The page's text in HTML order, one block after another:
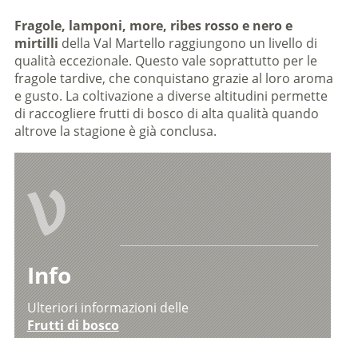
Fragole, lamponi, more, ribes rosso e nero e
mirtilli della Val Martello raggiungono un livello di
qualità eccezionale. Questo vale soprattutto per le
fragole tardive, che conquistano grazie al loro aroma
e gusto. La coltivazione a diverse altitudini permette
di raccogliere frutti di bosco di alta qualità quando
altrove la stagione è già conclusa.
V
Info
Ulteriori informazioni delle
Frutti di bosco